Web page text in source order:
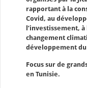
rapportant à la
Covid, au
l’investissement,
changement
développement
Focus sur de
en Tunisie.